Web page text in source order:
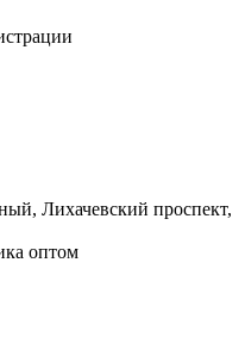
Лихачевский проспект,
оптом